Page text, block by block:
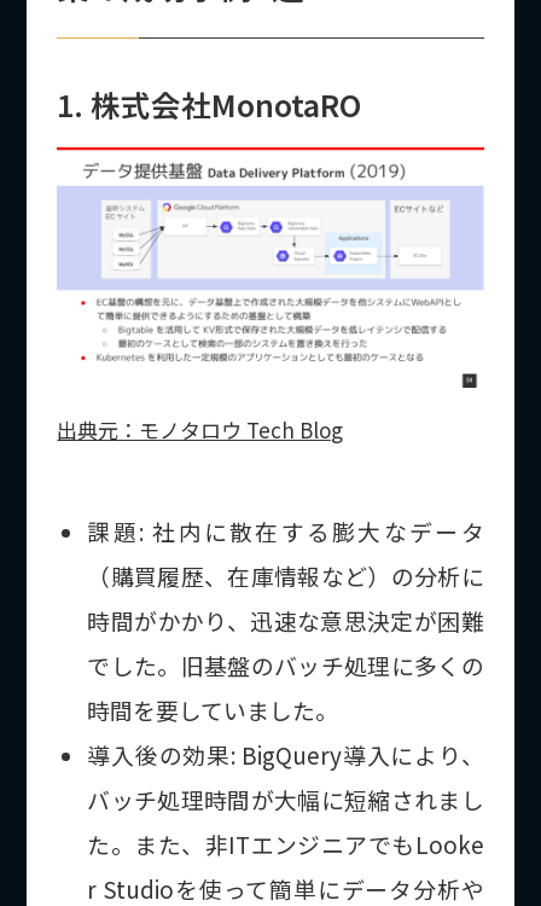
1. 株式会社MonotaRO
出典元：モノタロウ Tech Blog
課題: 社内に散在する膨大なデータ
（購買履歴、在庫情報など）の分析に
時間がかかり、迅速な意思決定が困難
でした。旧基盤のバッチ処理に多くの
時間を要していました。
導入後の効果: BigQuery導入により、
バッチ処理時間が大幅に短縮されまし
た。また、非ITエンジニアでもLooke
r Studioを使って簡単にデータ分析や